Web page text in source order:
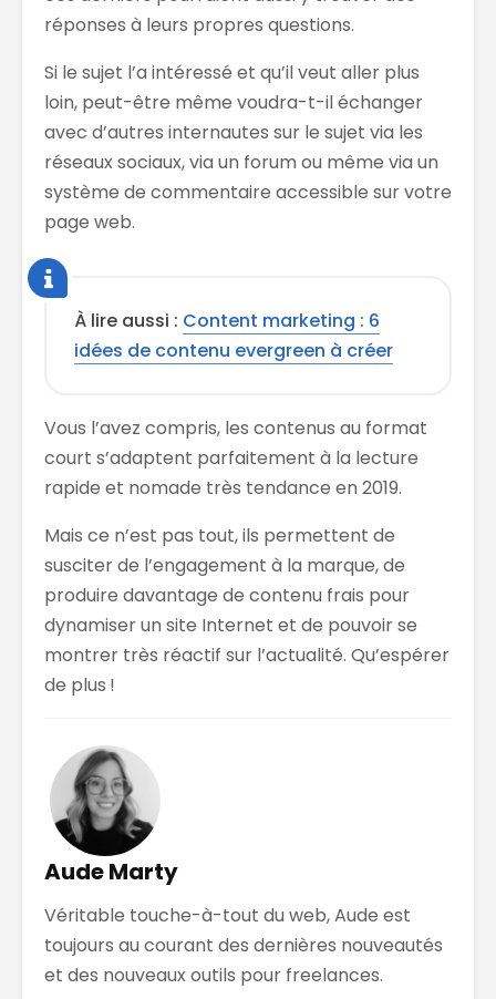
réponses à leurs propres questions.
Si le sujet l’a intéressé et qu’il veut aller plus
loin, peut-être même voudra-t-il échanger
avec d’autres internautes sur le sujet via les
réseaux sociaux, via un forum ou même via un
système de commentaire accessible sur votre
page web.
À lire aussi : Content marketing : 6
idées de contenu evergreen à créer
Vous l’avez compris, les contenus au format
court s’adaptent parfaitement à la lecture
rapide et nomade très tendance en 2019.
Mais ce n’est pas tout, ils permettent de
susciter de l’engagement à la marque, de
produire davantage de contenu frais pour
dynamiser un site Internet et de pouvoir se
montrer très réactif sur l’actualité. Qu’espérer
de plus !
Aude Marty
Véritable touche-à-tout du web, Aude est
toujours au courant des dernières nouveautés
et des nouveaux outils pour freelances.